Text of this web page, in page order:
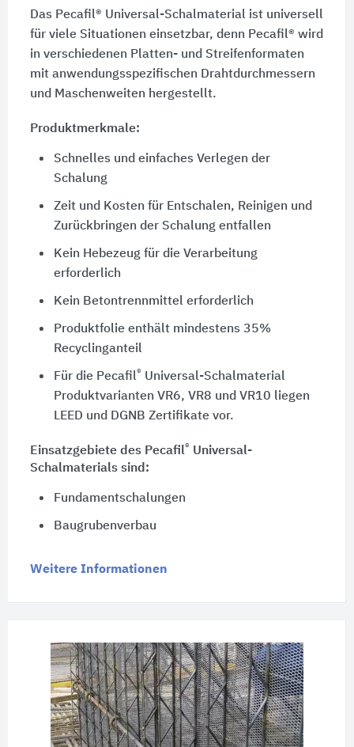
Das Pecafil® Universal-Schalmaterial ist universell
für viele Situationen einsetzbar, denn Pecafil® wird
in verschiedenen Platten- und Streifenformaten
mit anwendungsspezifischen Drahtdurchmessern
und Maschenweiten hergestellt.
Produktmerkmale:
Schnelles und einfaches Verlegen der
Schalung
Zeit und Kosten für Entschalen, Reinigen und
Zurückbringen der Schalung entfallen
Kein Hebezeug für die Verarbeitung
erforderlich
Kein Betontrennmittel erforderlich
Produktfolie enthält mindestens 35%
Recyclinganteil
Für die Pecafil® Universal-Schalmaterial
Produktvarianten VR6, VR8 und VR10 liegen
LEED und DGNB Zertifikate vor.
Einsatzgebiete des Pecafil® Universal-
Schalmaterials sind:
Fundamentschalungen
Baugrubenverbau
Weitere Informationen